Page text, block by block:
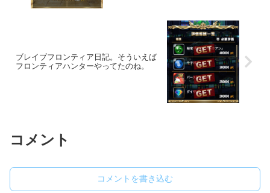
ブレイブフロンティア日記。そういえば
フロンティアハンターやってたのね。
コメント
コメントを書き込む